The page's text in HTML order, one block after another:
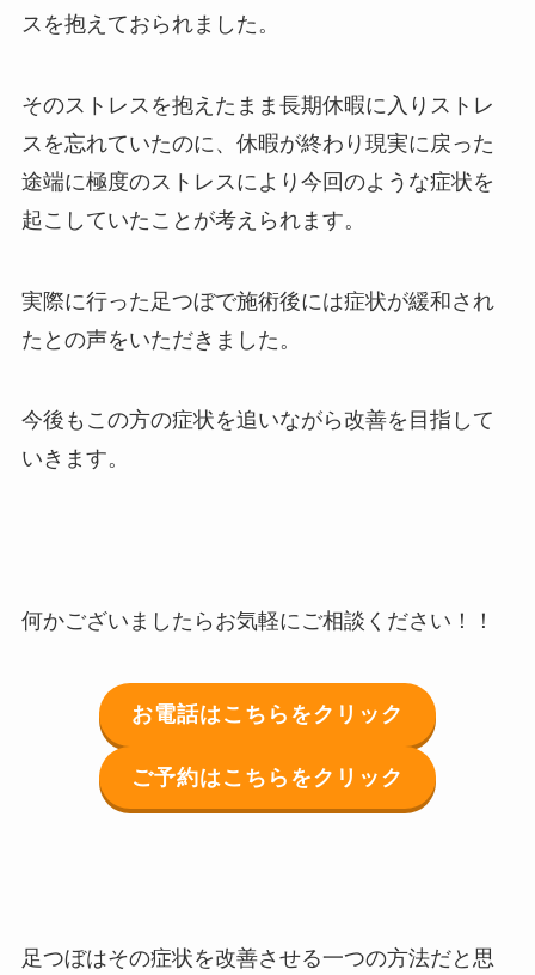
スを抱えておられました。
そのストレスを抱えたまま長期休暇に入りストレ
スを忘れていたのに、休暇が終わり現実に戻った
途端に極度のストレスにより今回のような症状を
起こしていたことが考えられます。
実際に行った足つぼで施術後には症状が緩和され
たとの声をいただきました。
今後もこの方の症状を追いながら改善を目指して
いきます。
何かございましたらお気軽にご相談ください！！
お電話はこちらをクリック
ご予約はこちらをクリック
足つぼはその症状を改善させる一つの方法だと思